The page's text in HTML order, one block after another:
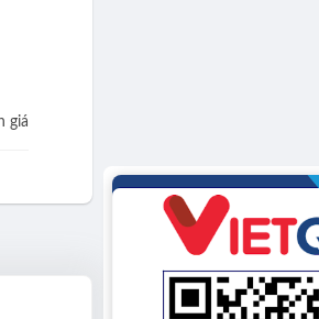
giá